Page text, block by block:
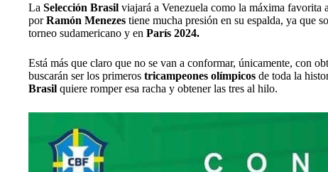
La Selección Brasil viajará a Venezuela como la máxima favorita
porRamón Menezes tiene mucha presión en su espalda, ya que
torneo sudamericano y en París 2024.
Está más que claro que no se van a conformar, únicamente, con
buscarán ser los primeros tricampeones olímpicos de toda la
Brasil quiere romper esa racha y obtener las tres al hilo.